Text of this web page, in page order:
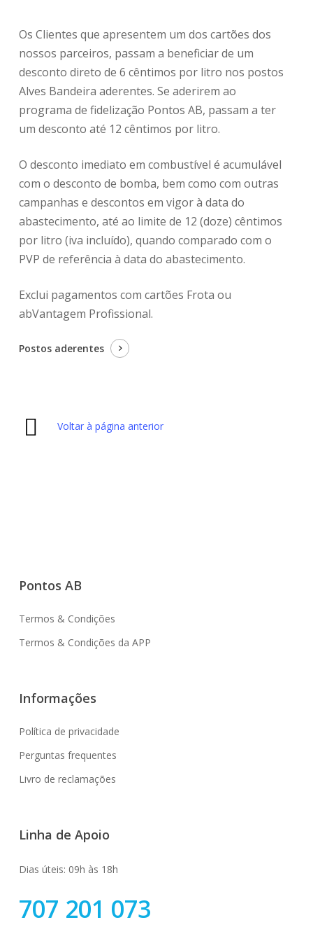
Os Clientes que apresentem um dos cartões dos
nossos parceiros, passam a beneficiar de um
desconto direto de 6 cêntimos por litro nos postos
Alves Bandeira aderentes. Se aderirem ao
programa de fidelização Pontos AB, passam a ter
um desconto até 12 cêntimos por litro.
O desconto imediato em combustível é acumulável
com o desconto de bomba, bem como com outras
campanhas e descontos em vigor à data do
abastecimento, até ao limite de 12 (doze) cêntimos
por litro (iva incluído), quando comparado com o
PVP de referência à data do abastecimento.
Exclui pagamentos com cartões Frota ou
abVantagem Profissional.
Postos aderentes
Voltar à página anterior
Pontos AB
Termos & Condições
Termos & Condições da APP
Informações
Política de privacidade
Perguntas frequentes
Livro de reclamações
Linha de Apoio
Dias úteis: 09h às 18h
707 201 073